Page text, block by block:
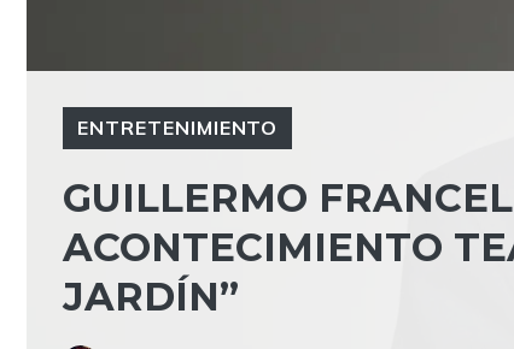
ENTRETENIMIENTO
GUILLERMO
ACONTECIMIENTO
JARDÍN”